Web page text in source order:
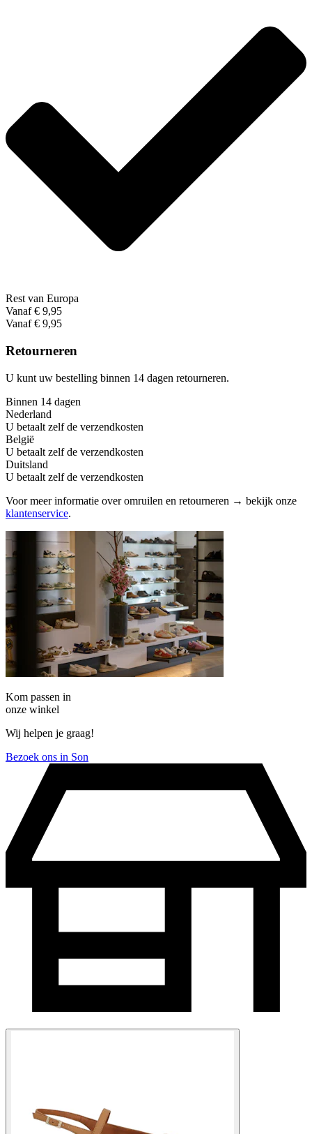
Rest van Europa
Vanaf € 9,95
Vanaf € 9,95
Retourneren
U kunt uw bestelling binnen 14 dagen retourneren.
Binnen 14 dagen
Nederland
U betaalt zelf de verzendkosten
België
U betaalt zelf de verzendkosten
Duitsland
U betaalt zelf de verzendkosten
Voor meer informatie over omruilen en retourneren → bekijk onze
klantenservice.
Kom passen in
onze winkel
Wij helpen je graag!
Bezoek ons in Son